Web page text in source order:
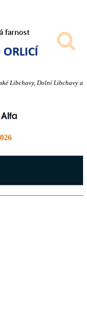
Libchavy, Dolní Libchavy a